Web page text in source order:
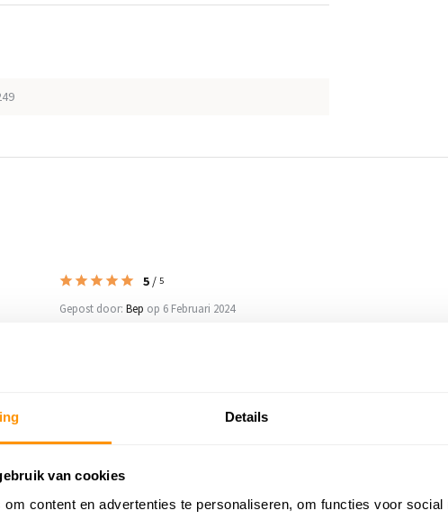
Details
van cookies
content en advertenties te personaliseren, om functies voor social
5/ 5
Gepost door: Bep op 6 Februari 2024